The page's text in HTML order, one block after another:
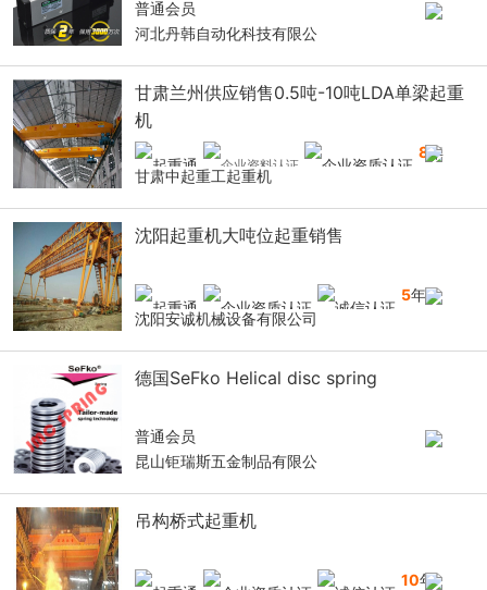
普通会员
河北丹韩自动化科技有限公
甘肃兰州供应销售0.5吨-10吨LDA单梁起重
机
8年
甘肃中起重工起重机
沈阳起重机大吨位起重销售
5年
沈阳安诚机械设备有限公司
德国SeFko Helical disc spring
普通会员
昆山钜瑞斯五金制品有限公
吊构桥式起重机
10年